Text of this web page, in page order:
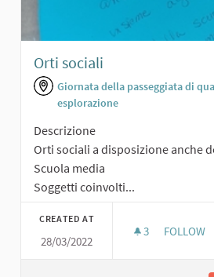
Orti sociali
Giornata della passeggiata di
esplorazione
Descrizione
Orti sociali a disposizione anche
Scuola media
Soggetti coinvolti...
CREATED AT
28/03/2022
3 3
FOLLOW